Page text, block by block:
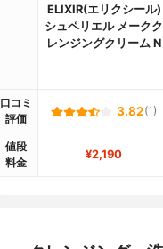
ELIXIR(エリクシール)
シュペリエル メークク
レンジングクリーム N
口コミ
評価
3.82(1)
値段
料金
¥2,190